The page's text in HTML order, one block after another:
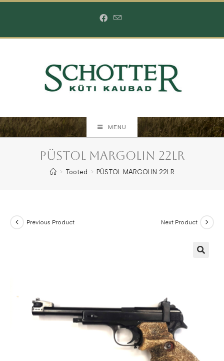
MENU
PÜSTOL MARGOLIN 22LR
> Tooted > PÜSTOL MARGOLIN 22LR
Previous Product Next Product